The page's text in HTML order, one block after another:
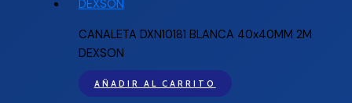
CANALETA DXN10181 BLANCA 40x40MM 2M
DEXSON
AÑADIR AL CARRITO